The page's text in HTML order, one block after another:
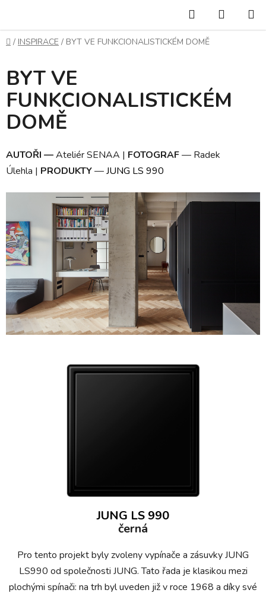
obsah
Hledat
KOŠÍK
Domů
/ INSPIRACE / BYT VE FUNKCIONALISTICKÉM DOMĚ
BYT VE
FUNKCIONALISTICKÉM
DOMĚ
AUTOŘI —Ateliér SENAA | FOTOGRAF— Radek
Úlehla | PRODUKTY—JUNG LS 990
JUNG LS 990
černá
Pro tento projekt byly zvoleny vypínače a zásuvky JUNG
LS990 od společnosti JUNG. Tato řada je klasikou mezi
plochými spínači: na trh byl uveden již v roce 1968 a díky své